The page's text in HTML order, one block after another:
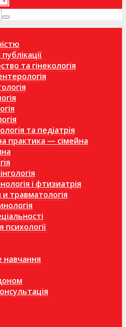
та гінекологія
та педіатрія
практика — сімейна
і фтизиатрія
и травматологія
психології
навчання